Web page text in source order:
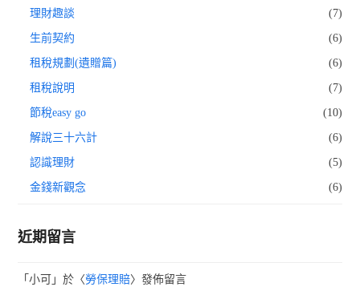
理財趣談 (7)
生前契約 (6)
租稅規劃(遺贈篇) (6)
租稅說明 (7)
節稅easy go (10)
解說三十六計 (6)
認識理財 (5)
金錢新觀念 (6)
近期留言
「小可 」於〈勞保理賠〉發佈留言